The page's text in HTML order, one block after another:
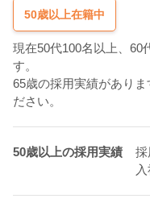
50歳以上在籍中
現在50代100名以上、60
す。
65歳の採用実績があり
ださい。
50歳以上の採用実績
採